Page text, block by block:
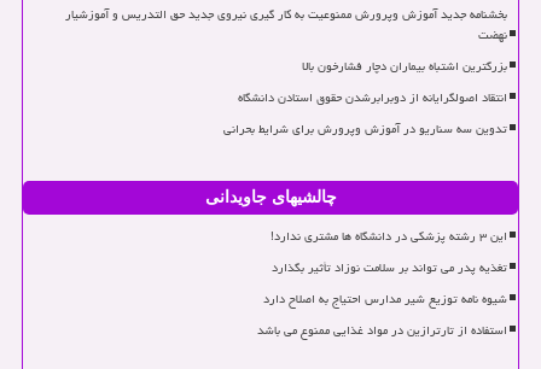
بخشنامه جدید آموزش وپرورش ممنوعیت به کار گیری نیروی جدید حق التدریس و آموزشیار
نهضت
بزرگترین اشتباه بیماران دچار فشارخون بالا
انتقاد اصولگرایانه از دوبرابرشدن حقوق استادن دانشگاه
تدوین سه سناریو در آموزش وپرورش برای شرایط بحرانی
چالشیهای جاویدانی
این ۳ رشته پزشکی در دانشگاه ها مشتری ندارد!
تغذیه پدر می تواند بر سلامت نوزاد تأثیر بگذارد
شیوه نامه توزیع شیر مدارس احتیاج به اصلاح دارد
استفاده از تارترازین در مواد غذایی ممنوع می باشد